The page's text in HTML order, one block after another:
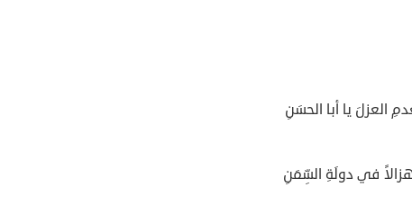
العزلَ يا أبا الحسَنِ
في دولَةِ السِّمَنِ